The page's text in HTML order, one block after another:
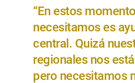
“En estos
necesitamos es
central. Quizá
regionales nos
pero necesitamos